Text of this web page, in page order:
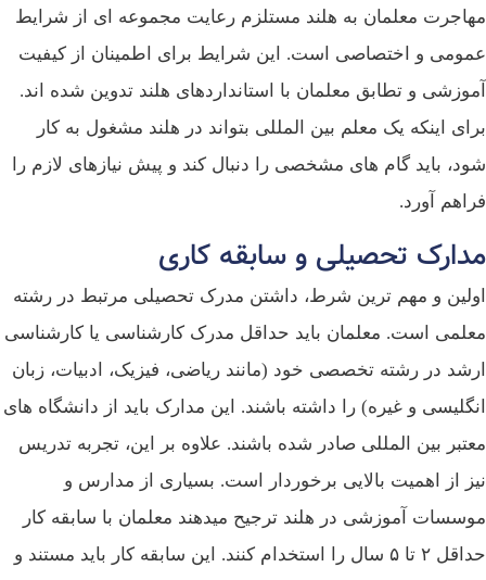
معلمان به هلند مستلزم رعایت مجموعه‌ ای از شرایط
و اختصاصی است. این شرایط برای اطمینان از کیفیت
و تطابق معلمان با استانداردهای هلند تدوین شده‌ اند.
اینکه یک معلم بین‌ المللی بتواند در هلند مشغول به کار
باید گام‌ های مشخصی را دنبال کند و پیش‌ نیازهای لازم را
آورد.
تحصیلی و سابقه کاری
و مهم‌ ترین شرط، داشتن مدرک تحصیلی مرتبط در رشته
است. معلمان باید حداقل مدرک کارشناسی یا کارشناسی
در رشته تخصصی خود (مانند ریاضی، فیزیک، ادبیات، زبان
و غیره) را داشته باشند. این مدارک باید از دانشگاه‌ های
بین‌ المللی صادر شده باشند. علاوه بر این، تجربه تدریس
از اهمیت بالایی برخوردار است. بسیاری از مدارس و
آموزشی در هلند ترجیح میدهند معلمان با سابقه کار
حداقل ۲ تا ۵ سال را استخدام کنند. این سابقه کار باید مستند و